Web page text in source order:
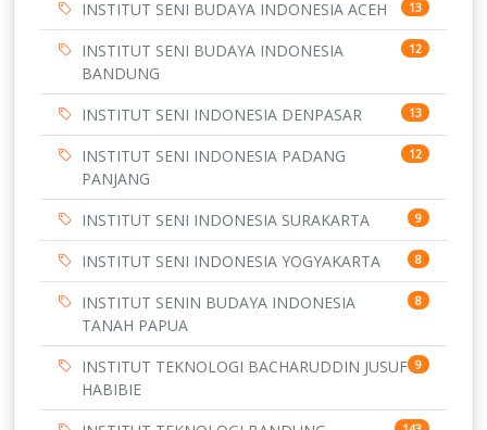
INSTITUT SENI BUDAYA INDONESIA ACEH 13
INSTITUT SENI BUDAYA INDONESIA
BANDUNG
12
INSTITUT SENI INDONESIA DENPASAR 13
INSTITUT SENI INDONESIA PADANG
PANJANG
12
INSTITUT SENI INDONESIA SURAKARTA 9
INSTITUT SENI INDONESIA YOGYAKARTA 8
INSTITUT SENIN BUDAYA INDONESIA
TANAH PAPUA
8
INSTITUT TEKNOLOGI BACHARUDDIN JUSUF
HABIBIE
9